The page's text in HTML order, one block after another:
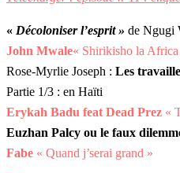
« Décoloniser l’esprit » de Ngugi
John Mwale« Shirikisho la Africa
Rose-Myrlie Joseph : Les
Partie 1/3 : en Haïti
Erykah Badu feat Dead Prez «
Euzhan Palcy ou le faux
Fabe « Quand j’serai grand »